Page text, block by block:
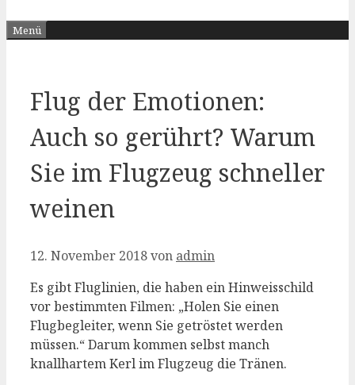
Menü
Flug der Emotionen:
Auch so gerührt? Warum
Sie im Flugzeug schneller
weinen
12. November 2018von admin
Es gibt Fluglinien, die haben ein Hinweisschild
vor bestimmten Filmen: „Holen Sie einen
Flugbegleiter, wenn Sie getröstet werden
müssen.“ Darum kommen selbst manch
knallhartem Kerl im Flugzeug die Tränen.